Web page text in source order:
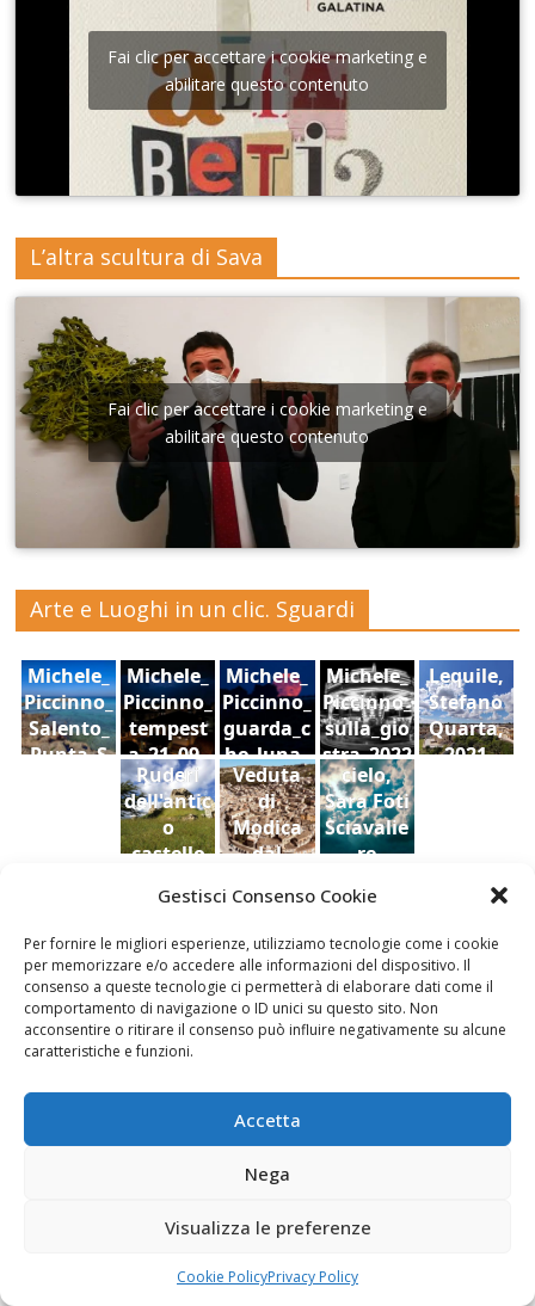
Gestisci Consenso Cookie
Per fornire le migliori esperienze, utilizziamo tecnologie come i cookie
per memorizzare e/o accedere alle informazioni del dispositivo. Il
consenso a queste tecnologie ci permetterà di elaborare dati come il
comportamento di navigazione o ID unici su questo sito. Non
acconsentire o ritirare il consenso può influire negativamente su alcune
caratteristiche e funzioni.
Accetta
Nega
Visualizza le preferenze
Cookie PolicyPrivacy Policy
Fai clic per accettare i cookie marketing e
abilitare questo contenuto
L’altra scultura di Sava
Fai clic per accettare i cookie marketing e
abilitare questo contenuto
Arte e Luoghi in un clic. Sguardi
Michele_
Piccinno_
Salento_
Punta_S
Michele_
Piccinno_
tempest
a_21_09_
2022
Michele_
Piccinno_
guarda_c
he_luna_
2022
Michele_
Piccinno_
sulla_gio
stra_2022
Lequile,
Stefano
Quarta,
2021
Ruderi
dell'antic
o
castello
(Enna),
Dario
Bottaro
Veduta
di
Modica
dal
della
contea ,
Giacomo
Vespo
cielo,
Sara Foti
Sciavalie
re
della Cultura
Fai clic per accettare i cookie marketing e
abilitare questo contenuto